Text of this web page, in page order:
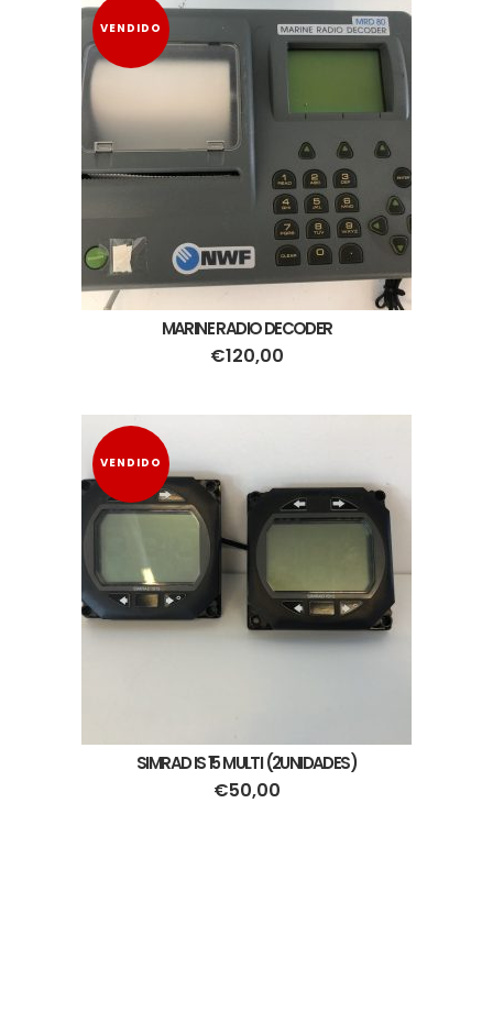
VENDIDO
MARINE RADIO DECODER
€120,00
VENDIDO
SIMRAD IS 15 MULTI (2UNIDADES)
€50,00